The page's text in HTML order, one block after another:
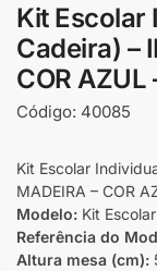
Kit Escolar
Cadeira) –
COR AZUL
Código: 40085
Kit Escolar
MADEIRA – COR
Modelo: Kit
Referência do
Altura mesa (cm):